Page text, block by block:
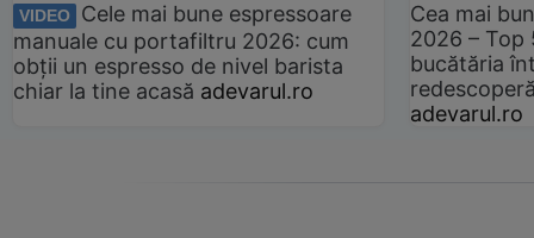
VIDEO
Cele mai bune espressoare
manuale cu portafiltru 2026: cum
obții un espresso de nivel barista
chiar la tine acasă adevarul.ro
Cea mai
2026 –
bucătăria
adevarul.ro